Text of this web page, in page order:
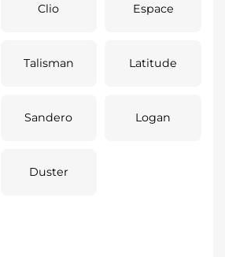
Clio Espace
Talisman Latitude
Sandero Logan
Duster